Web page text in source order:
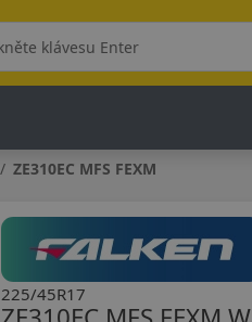
ZE310EC MFS FEXM
225/45R17